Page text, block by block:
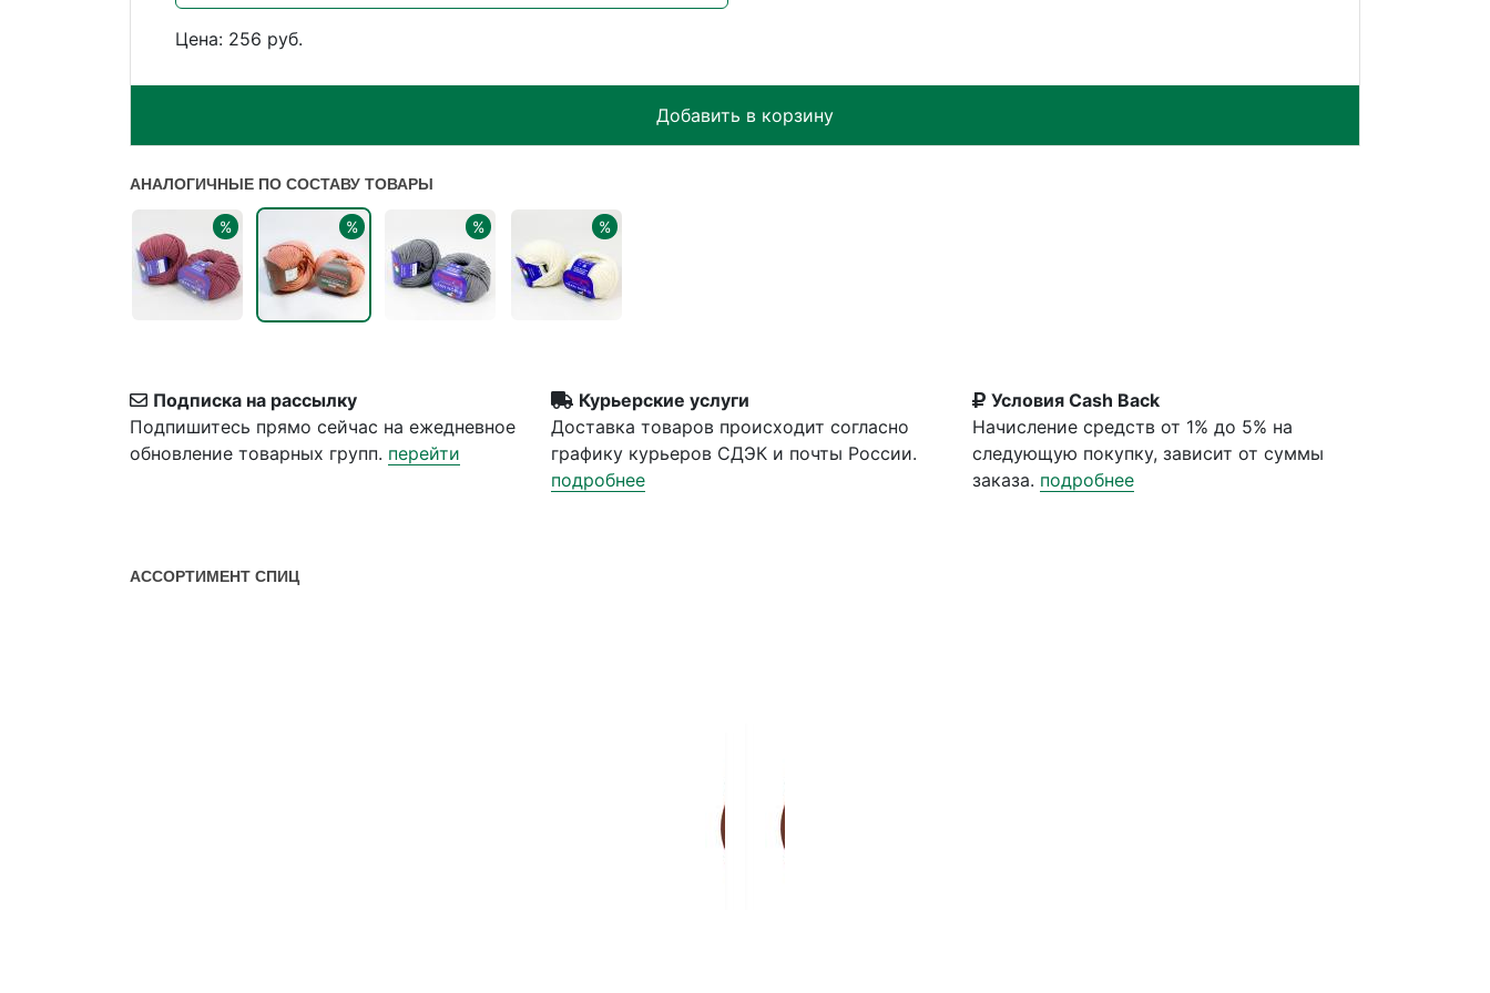
Цена: 256 руб.
Добавить в корзину
АНАЛОГИЧНЫЕ ПО СОСТАВУ ТОВАРЫ
% % % %
Подписка на рассылку
Подпишитесь прямо сейчас на ежедневное
обновление товарных групп. перейти
Курьерские услуги
Доставка товаров происходит согласно
графику курьеров СДЭК и почты России.
подробнее
Условия Cash Back
Начисление средств от 1% до 5% на
следующую покупку, зависит от суммы
заказа. подробнее
АССОРТИМЕНТ СПИЦ